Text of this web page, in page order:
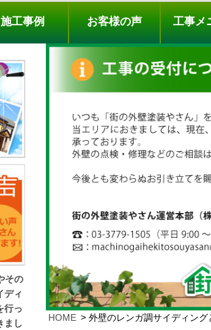
施工事例 お客様の声 工事メ
HOME 外壁のレンガ調サイディン